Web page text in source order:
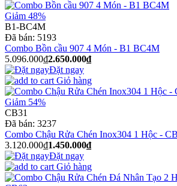
Giảm 48%
B1-BC4M
Đã bán: 5193
Combo Bồn cầu 907 4 Món - B1 BC4M
5.096.000₫2.650.000₫
Đặt ngay
Giỏ hàng
Giảm 54%
CB31
Đã bán: 3237
Combo Chậu Rửa Chén Inox304 1 Hộc -
3.120.000₫1.450.000₫
Đặt ngay
Giỏ hàng